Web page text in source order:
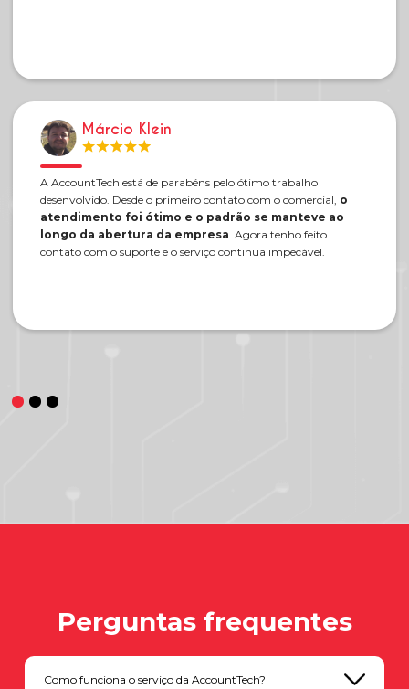
Márcio Klein
A AccountTech está de parabéns pelo ótimo trabalho
desenvolvido. Desde o primeiro contato com o comercial, o
atendimento foi ótimo e o padrão se manteve ao
longo da abertura da empresa . Agora tenho feito
contato com o suporte e o serviço continua impecável.
Perguntas frequentes
Como funciona o serviço da AccountTech?